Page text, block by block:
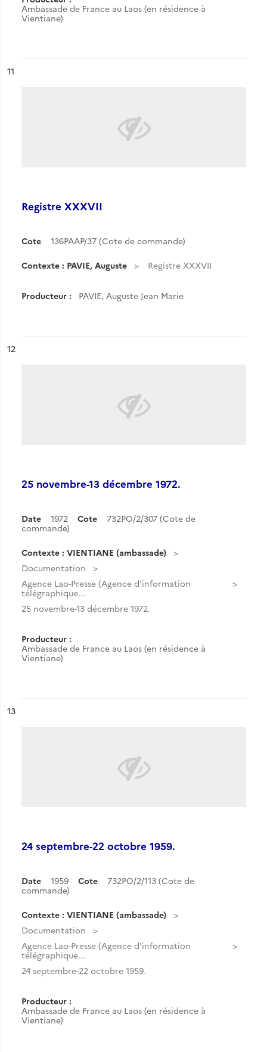
Ambassade de France au Laos (en résidence à
Vientiane)
n°
11
Registre XXXVII
Cote 136PAAP/37 (Cote de commande)
Contexte : PAVIE, Auguste Registre XXXVII
Producteur : PAVIE, Auguste Jean Marie
n°
12
25 novembre-13 décembre 1972.
Date 1972 Cote
732PO/2/307 (Cote de
commande)
Contexte : VIENTIANE (ambassade)
Documentation
Agence Lao-Presse (Agence d'information
télégraphique...
25 novembre-13 décembre 1972.
Producteur :
Ambassade de France au Laos (en résidence à
Vientiane)
n°
13
24 septembre-22 octobre 1959.
Date 1959 Cote
732PO/2/113 (Cote de
commande)
Contexte : VIENTIANE (ambassade)
Documentation
Agence Lao-Presse (Agence d'information
télégraphique...
24 septembre-22 octobre 1959.
Producteur :
Ambassade de France au Laos (en résidence à
Vientiane)